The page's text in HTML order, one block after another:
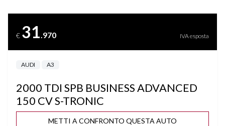
AVVERTIMENTO VELOCITA'
CAMBIO AUTOMATICO/SEQUENZIALE
CAMBIO F1 AL VOLANTE
€ 31.970 IVA esposta
AUDI A3
2000 TDI SPB BUSINESS ADVANCED
150 CV S-TRONIC
METTI A CONFRONTO QUESTA AUTO